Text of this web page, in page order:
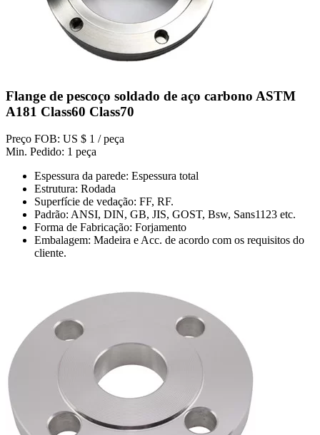
Flange de pescoço soldado de aço carbono ASTM
A181 Class60 Class70
Preço FOB: US $ 1 / peça
Min. Pedido: 1 peça
Espessura da parede: Espessura total
Estrutura: Rodada
Superfície de vedação: FF, RF.
Padrão: ANSI, DIN, GB, JIS, GOST, Bsw, Sans1123 etc.
Forma de Fabricação: Forjamento
Embalagem: Madeira e Acc. de acordo com os requisitos do
cliente.